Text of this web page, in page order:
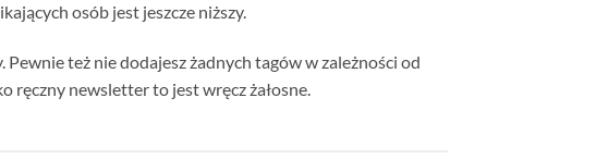
osób jest jeszcze niższy.
też nie dodajesz żadnych tagów w zależności od
ręczny newsletter to jest wręcz żałosne.